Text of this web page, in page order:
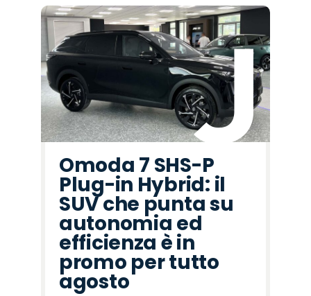
Omoda 7 SHS-P
Plug-in Hybrid: il
SUV che punta su
autonomia ed
efficienza è in
promo per tutto
agosto